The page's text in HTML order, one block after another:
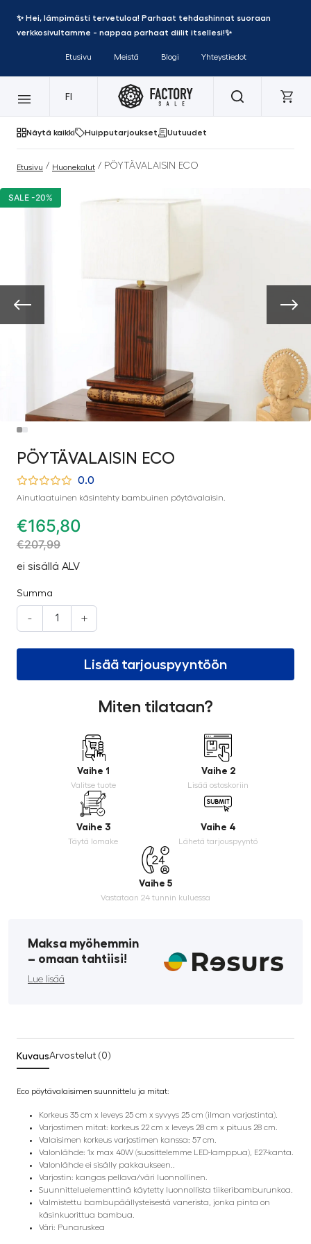
✨ Hei, lämpimästi tervetuloa! Parhaat tehdashinnat suoraan
verkkosivultamme - nappaa parhaat diilit itsellesi!✨
Etusivu Meistä Blogi Yhteystiedot
FI
Näytä kaikki Huipputarjoukset Uutuudet
Etusivu / Huonekalut / PÖYTÄVALAISIN ECO
SALE -20%
PÖYTÄVALAISIN ECO
0.0
Ainutlaatuinen käsintehty bambuinen pöytävalaisin.
€165,80
€207,99
ei sisällä ALV
Summa
- +
Lisää tarjouspyyntöön
Miten tilataan?
Vaihe 1
Valitse tuote
Vaihe 2
Lisää ostoskoriin
Vaihe 3
Täytä lomake
Vaihe 4
Lähetä tarjouspyyntö
Vaihe 5
Vastataan 24 tunnin kuluessa
Maksa myöhemmin
­– omaan tahtiisi!
Lue lisää
KuvausArvostelut (0)
Eco pöytävalaisimen suunnittelu ja mitat:
Korkeus 35 cm x leveys 25 cm x syvyys 25 cm (ilman varjostinta).
Varjostimen mitat: korkeus 22 cm x leveys 28 cm x pituus 28 cm.
Valaisimen korkeus varjostimen kanssa: 57 cm.
Valonlähde: 1x max 40W (suosittelemme LED-lamppua), E27-kanta.
Valonlähde ei sisälly pakkaukseen..
Varjostin: kangas pellava/väri luonnollinen.
Suunnitteluelementtinä käytetty luonnollista tiikeribamburunkoa.
Valmistettu bambupäällysteisestä vanerista, jonka pinta on
käsinkuorittua bambua.
Väri: Punaruskea